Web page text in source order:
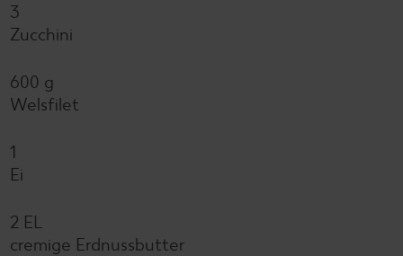
3
Zucchini
600 g
Welsfilet
1
Ei
2 EL
cremige Erdnussbutter